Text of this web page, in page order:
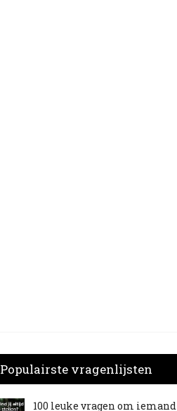
Populairste vragenlijsten
100 leuke vragen om iemand